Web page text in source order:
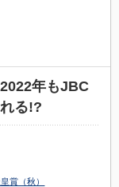
年もJBC
る!?
賞（秋）